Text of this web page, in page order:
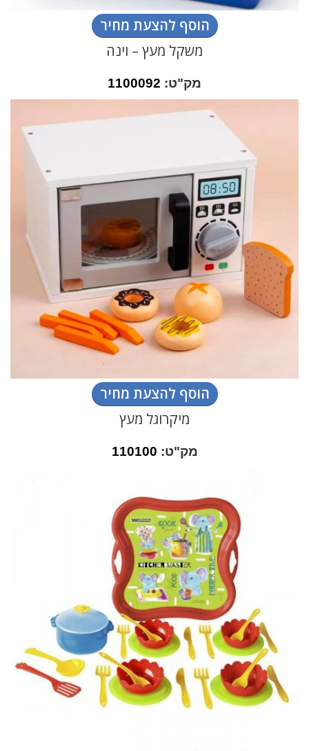
הוסף להצעת מחיר
משקל מעץ – וינה
מק"ט: 1100092
הוסף להצעת מחיר
מיקרוגל מעץ
מק"ט: 110100